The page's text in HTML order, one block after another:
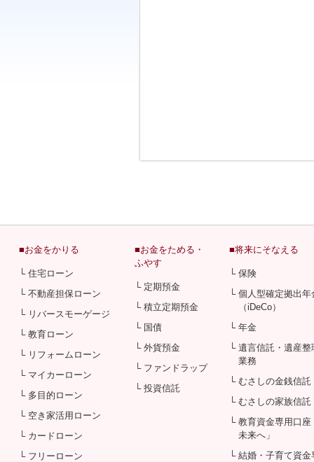
■お金をかりる
└ 住宅ローン
└ 不動産担保ローン
└ リバースモーゲージ
└ 教育ローン
└ リフォームローン
└ マイカーローン
└ 多目的ローン
└ 空き家活用ローン
└ カードローン
└ フリーローン
■お金をためる・
ふやす
└ 定期預金
└ 積立定期預金
└ 国債
└ 外貨預金
└ ファンドラップ
└ 投資信託
■将来にそなえる
└ 保険
└ 個人型確定拠出年
（iDeCo）
└ 年金
└ 遺言信託・遺産整
業務
└ むさしの金銭信託
└ むさしの家族信託
└ 教育資金専用口座
未来へ」
└ 結婚・子育て資金